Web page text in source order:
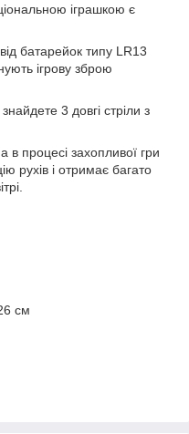
іграшкою є
батарейок типу LR13
ігрову зброю
3 довгі стріли з
в процесі захопливої гри
рухів і отримає багато
см